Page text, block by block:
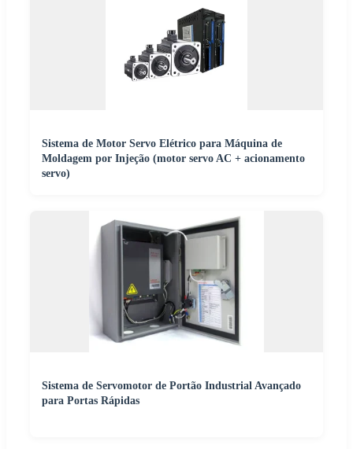
Sistema de Motor Servo Elétrico para Máquina de
Moldagem por Injeção (motor servo AC + acionamento
servo)
Sistema de Servomotor de Portão Industrial Avançado
para Portas Rápidas